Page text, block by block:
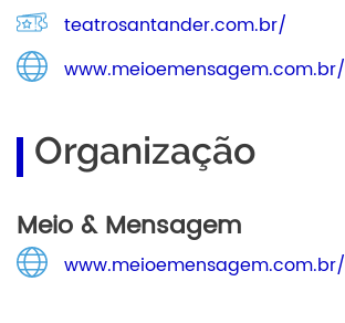
teatrosantander.com.br/
www.meioemensagem.com.br/
Organização
Meio & Mensagem
www.meioemensagem.com.br/